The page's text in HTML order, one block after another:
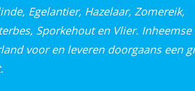
Egelantier, Hazelaar, Zomereik,
Sporkehout en Vlier.
voor en leveren doorgaans een